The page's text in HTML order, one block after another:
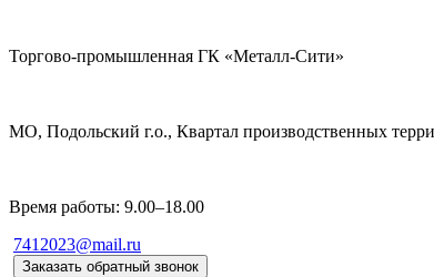
Торгово-промышленная ГК «Металл-Сити»
МО, Подольский г.о., Квартал производственных
Время работы: 9.00–18.00
7412023@mail.ru
Заказать обратный звонок